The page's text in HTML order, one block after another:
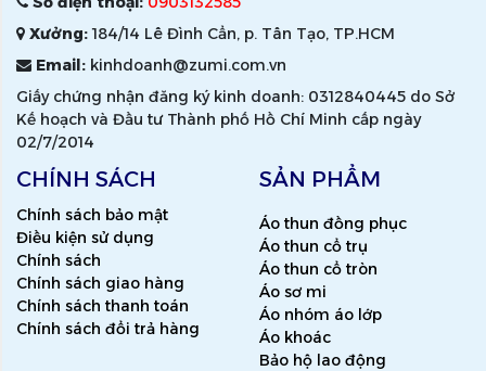
Xưởng:184/14 Lê Đình Cẩn, p. Tân Tạo, TP.HCM
Email: kinhdoanh@zumi.com.vn
Giấy chứng nhận đăng ký kinh doanh: 0312840445 do Sở
Kế hoạch và Đầu tư Thành phố Hồ Chí Minh cấp ngày
02/7/2014
CHÍNH SÁCH
Chính sách bảo mật
Điều kiện sử dụng
Chính sách
Chính sách giao hàng
Chính sách thanh toán
Chính sách đổi trả hàng
SẢN PHẨM
Áo thun đồng phục
Áo thun cổ trụ
Áo thun cổ tròn
Áo sơ mi
Áo nhóm áo lớp
Áo khoác
Bảo hộ lao động